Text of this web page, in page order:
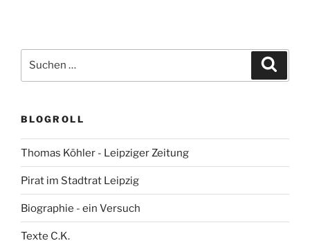
nach:
BLOGROLL
Thomas Köhler - Leipziger Zeitung
Pirat im Stadtrat Leipzig
Biographie - ein Versuch
Texte C.K.